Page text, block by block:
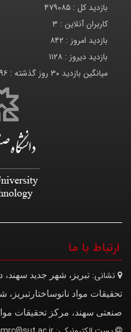
بازدید کل : ۴۷۹۰۸۵
کاربران آنلاین : ۳
بازدید امروز : ۸۴۲
بازدید دیروز : ۱۱۲۸
میانگین بازدید ۳۰ روز گذشته :
ارتباط با ما
نشانی: تبریز، شهر جدید
تحقیقات مواد نانوساختار تبریز،
صنعتی سهند، مرکز تحقیقات مواد